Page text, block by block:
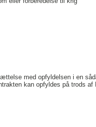
med opfyldelsen i en
kan opfyldes på trods af